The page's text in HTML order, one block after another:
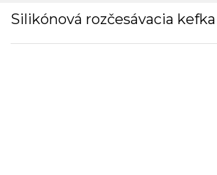
Silikónová rozčesávacia